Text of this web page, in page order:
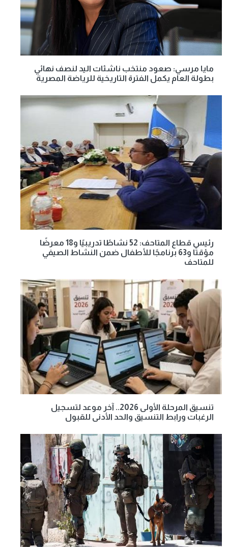
مايا مرسي: صعود منتخب ناشئات اليد لنصف نهائي
بطولة العام يكمل الفترة التاريخية للرياضة المصرية
رئيس قطاع المتاحف: 52 نشاطًا تدريبيًا و18 معرضًا
مؤقتًا و63 برنامجًا للأطفال ضمن النشاط الصيفي
للمتاحف
تنسيق المرحلة الأولى 2026.. آخر موعد لتسجيل
الرغبات ورابط التنسيق والحد الأدنى للقبول